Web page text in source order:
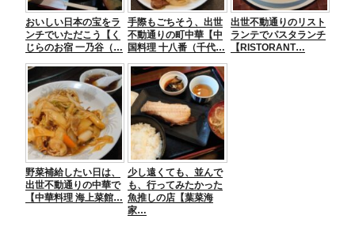
おいしい日本の宝をラ
ンチでいただこう【く
じらのお宿 一乃谷（…
手際もごちそう、出世
不動通りの町中華【中
国料理 十八番（千代…
出世不動通りのリスト
ランテでパスタランチ
【RISTORANT…
野菜補給したい日は、
出世不動通りの中華で
【中華料理 海上菜館…
少し遠くても、並んで
も、行ってみたかった
魚推しの店【葉菜海
家…